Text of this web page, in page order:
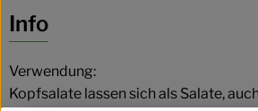
Info
Verwendung:
Kopfsalate lassen sich als Salate,